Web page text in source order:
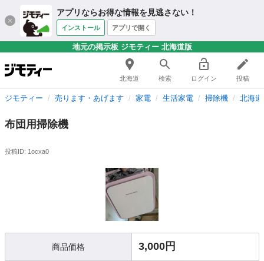
アプリならお得な情報を見逃さない！
インストール アプリで開く
地元の掲示板 ジモティー 北海道版
北海道 検索 ログイン 投稿
ジモティー 売ります・あげます 家電 生活家電 掃除機 北海
布団用掃除機
投稿ID: 1ocxa0
商品価格 3,000円